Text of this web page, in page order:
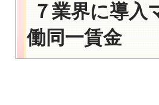
７業界に導
働同一賃金